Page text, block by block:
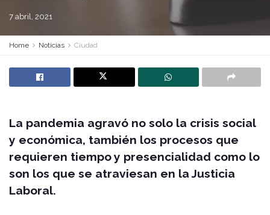
7 abril, 2021
Home Noticias Ciudad
La pandemia agravó no solo la crisis social
y económica, también los procesos que
requieren tiempo y presencialidad como lo
son los que se atraviesan en la Justicia
Laboral.